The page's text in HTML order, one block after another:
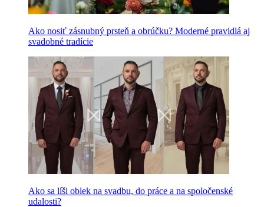
Ako nosiť zásnubný prsteň a obrúčku? Moderné pravidlá aj
svadobné tradície
Ako sa líši oblek na svadbu, do práce a na spoločenské
udalosti?